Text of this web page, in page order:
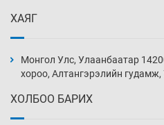
Уржигдар 13 цаг
ХАЯГ
Монгол Улс, Улаанбаатар
хороо, Алтангэрэлийн
ХОЛБОО БАРИХ